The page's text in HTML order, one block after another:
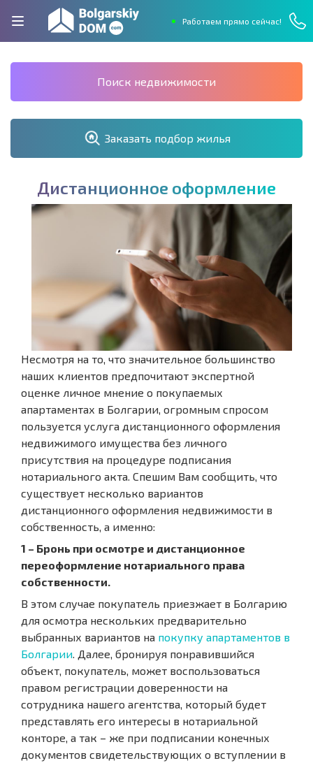
Работаем прямо сейчас!
Поиск недвижимости
Заказать подбор жилья
Дистанционное оформление
Несмотря на то, что значительное большинство
наших клиентов предпочитают экспертной
оценке личное мнение о покупаемых
апартаментах в Болгарии, огромным спросом
пользуется услуга дистанционного оформления
недвижимого имущества без личного
присутствия на процедуре подписания
нотариального акта. Спешим Вам сообщить, что
существует несколько вариантов
дистанционного оформления недвижимости в
собственность, а именно:
1 – Бронь при осмотре и дистанционное
переоформление нотариального права
собственности.
В этом случае покупатель приезжает в Болгарию
для осмотра нескольких предварительно
выбранных вариантов на покупку апартаментов в
Болгарии. Далее, бронируя понравившийся
объект, покупатель, может воспользоваться
правом регистрации доверенности на
сотрудника нашего агентства, который будет
представлять его интересы в нотариальной
конторе, а так – же при подписании конечных
документов свидетельствующих о вступлении в